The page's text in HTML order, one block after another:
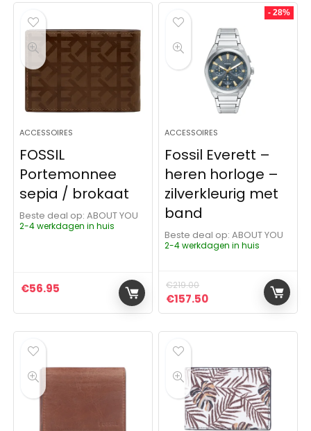
ACCESSOIRES
FOSSIL
Portemonnee
sepia / brokaat
Beste deal op:
ABOUT YOU
2-4 werkdagen in huis
€56.95
- 28%
ACCESSOIRES
Fossil Everett –
heren horloge –
zilverkleurig met
band
Beste deal op:
ABOUT YOU
2-4 werkdagen in huis
€219.00
Oorspronkelijke prijs was:
€157.50Huidige prijs is: